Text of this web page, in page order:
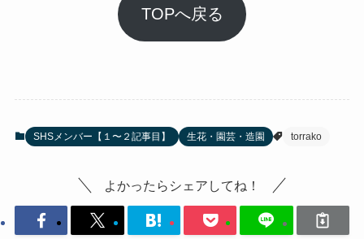
TOPへ戻る
SHSメンバー【１〜２記事目】 生花・園芸・造園 torrako
よかったらシェアしてね！